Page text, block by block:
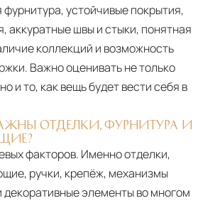
фурнитура, устойчивые покрытия,
аккуратные швы и стыки, понятная
коллекций и возможность
Важно оценивать не только
и то, как вещь будет вести себя в
ОТДЕЛКИ, ФУРНИТУРА И
факторов. Именно отделки,
ручки, крепёж, механизмы
элементы во многом